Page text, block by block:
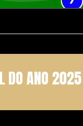
DO ANO 2025